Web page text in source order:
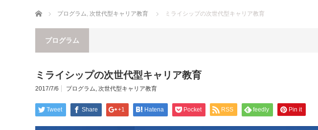
ホーム プログラム, 次世代型キャリア教育 ミライシップの次世代型キャリア教育
プログラム
ミライシップの次世代型キャリア教育
2017/7/6 プログラム, 次世代型キャリア教育
Tweet Share +1 Hatena Pocket RSS feedly Pin it